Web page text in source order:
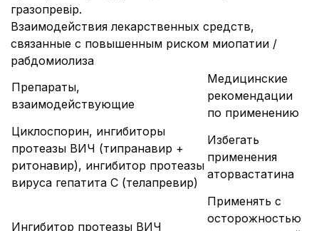
гразопревір.
Взаимодействия лекарственных средств,
связанные с повышенным риском миопатии /
рабдомиолиза
Препараты,
взаимодействующие
Медицинские
рекомендации
по применению
Циклоспорин, ингибиторы
протеазы ВИЧ (типранавир +
ритонавир), ингибитор протеазы
вируса гепатита С (телапревир)
Избегать
применения
аторвастатина
Ингибитор протеазы ВИЧ
Применять с
осторожностью